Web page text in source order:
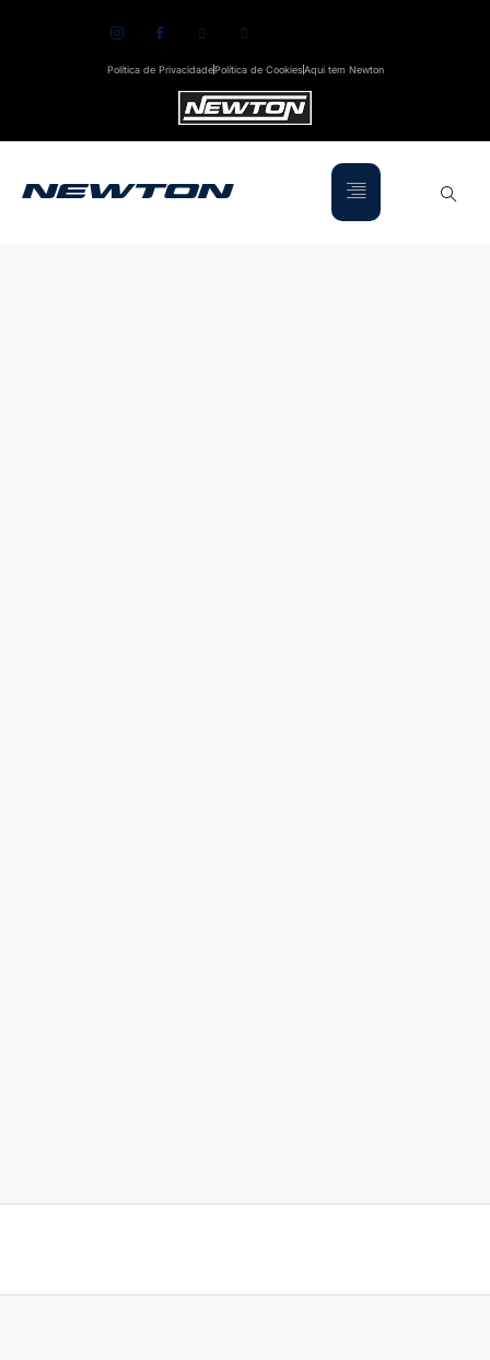
Política de PrivacidadePolítica de CookiesAqui tem Newton